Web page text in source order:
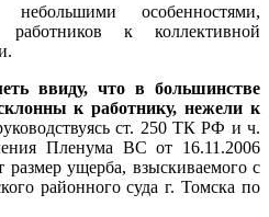
особенностями,
работников к коллективной
ввиду, что в большинстве
к работнику, нежели к
ст. 250 ТК РФ и ч.
Пленума ВС от 16.11.2006
ущерба, взыскиваемого с
районного суда г. Томска по